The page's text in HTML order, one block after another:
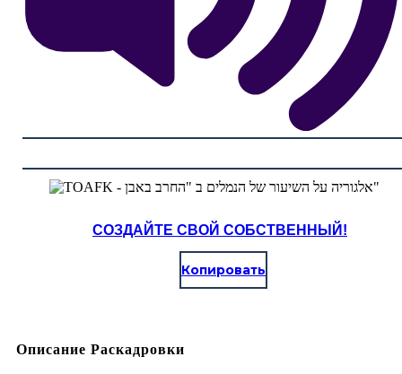
СОЗДАЙТЕ СВОЙ СОБСТВЕННЫЙ!
Копировать
Описание Раскадровки